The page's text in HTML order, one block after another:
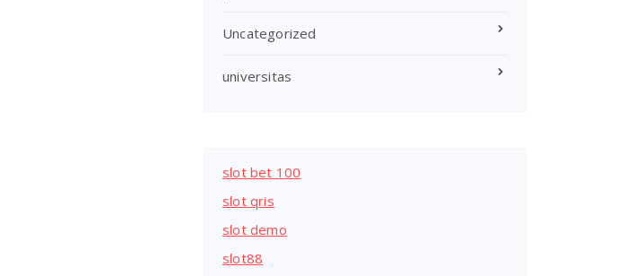
Uncategorized
universitas
slot bet 100
slot qris
slot demo
slot88